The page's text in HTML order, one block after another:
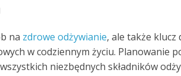
na zdrowe odżywianie, ale także
w codziennym życiu. Planowanie
niezbędnych składników